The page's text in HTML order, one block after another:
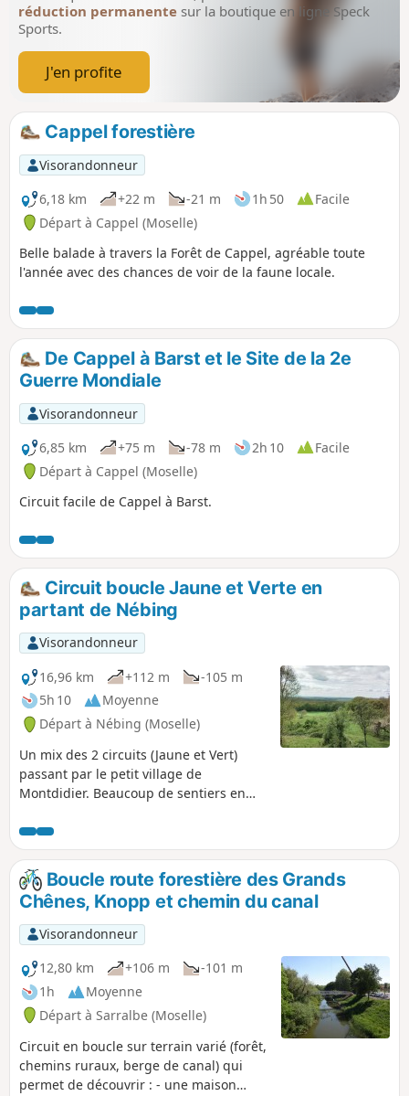
réduction permanente sur la boutique en ligne Speck
Sports.
J'en profite
Cappel forestière
Visorandonneur
6,18 km
+22 m -21 m 1h 50
Facile
Départ à Cappel (Moselle)
Belle balade à travers la Forêt de Cappel, agréable toute
l'année avec des chances de voir de la faune locale.
De Cappel à Barst et le Site de la 2e
Guerre Mondiale
Visorandonneur
6,85 km
+75 m -78 m 2h 10
Facile
Départ à Cappel (Moselle)
Circuit facile de Cappel à Barst.
Circuit boucle Jaune et Verte en
partant de Nébing
Visorandonneur
16,96 km
+112 m
-105 m
5h 10
Moyenne
Départ à Nébing (Moselle)
Un mix des 2 circuits (Jaune et Vert)
passant par le petit village de
Montdidier. Beaucoup de sentiers en
manque beaucoup de balises pour
indiquer le chemin mais en suivant
cette trace, cela ne devrait pas poser de
problèmes. Idéal pour la promenade à
pied ou un petit entraînement Trail
voire en VTT.
Boucle route forestière des Grands
Chênes, Knopp et chemin du canal
Visorandonneur
12,80 km
+106 m
-101 m
1h
Moyenne
Départ à Sarralbe (Moselle)
Circuit en boucle sur terrain varié (forêt,
chemins ruraux, berge de canal) qui
permet de découvrir : - une maison